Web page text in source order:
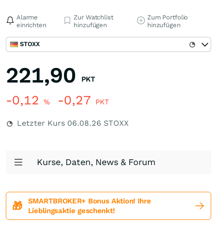
Alarme
einrichten
Zur Watchlist
hinzufügen
Zum Portfolio
hinzufügen
STOXX
221,90 PKT
-0,12 % -0,27 PKT
Letzter Kurs 06.08.26 STOXX
Kurse, Daten, News & Forum
🎁
SMARTBROKER+ Bonus Aktion! Ihre
Lieblingsaktie geschenkt!